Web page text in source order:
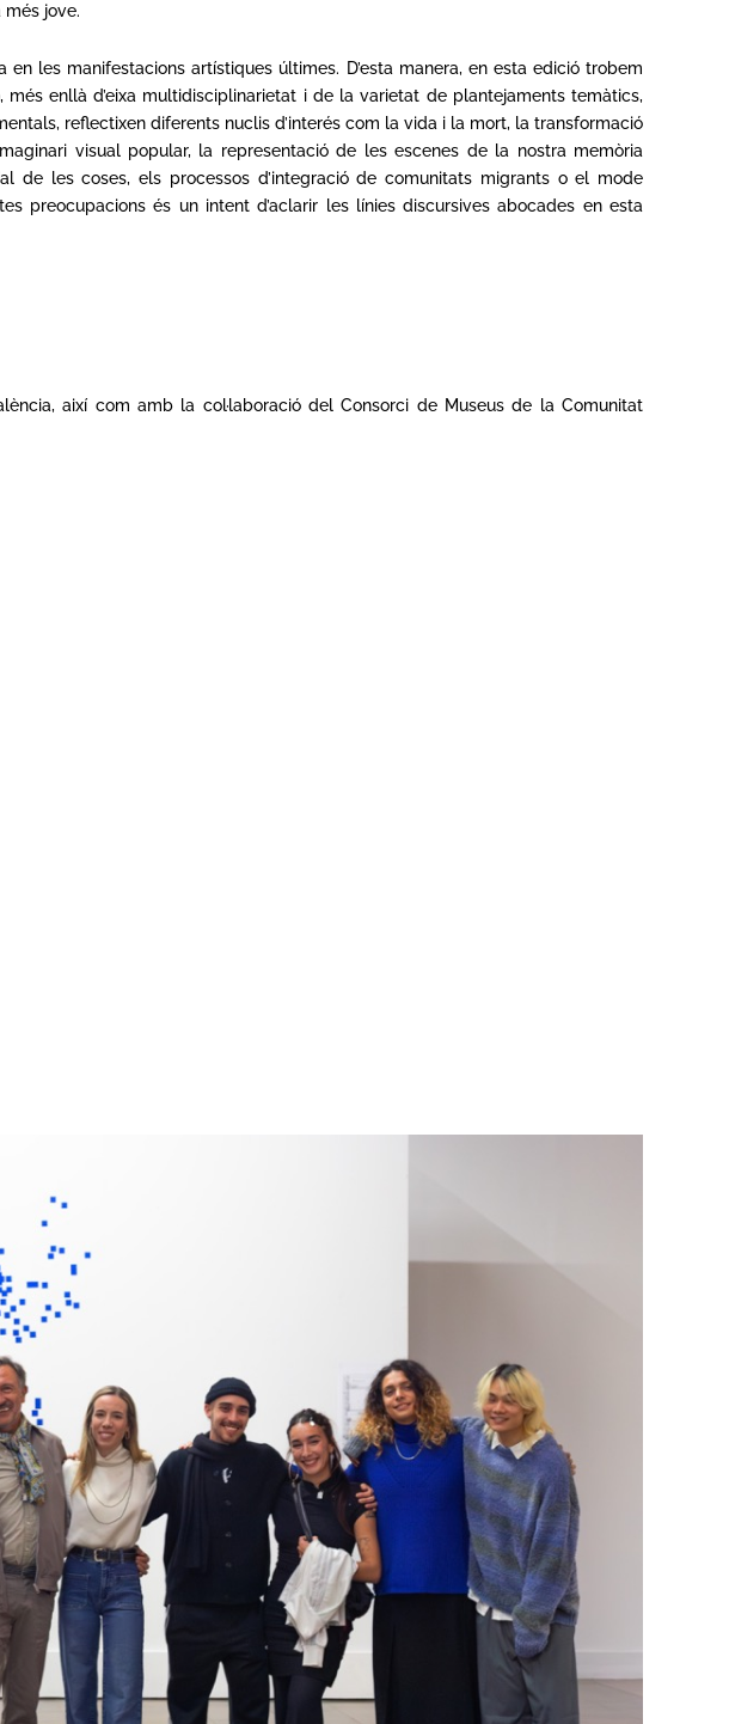
jove.
les manifestacions artístiques últimes. D’esta manera, en esta edició trobem
enllà d’eixa multidisciplinarietat i de la varietat de plantejaments temàtics,
reflectixen diferents nuclis d’interés com la vida i la mort, la transformació
visual popular, la representació de les escenes de la nostra memòria
de les coses, els processos d’integració de comunitats migrants o el mode
preocupacions és un intent d’aclarir les línies discursives abocades en esta
així com amb la col·laboració del Consorci de Museus de la Comunitat